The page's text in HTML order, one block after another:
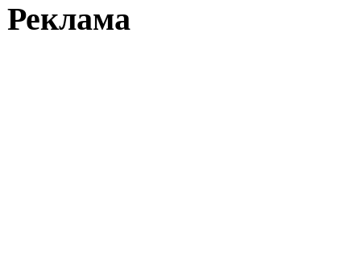
Реклама